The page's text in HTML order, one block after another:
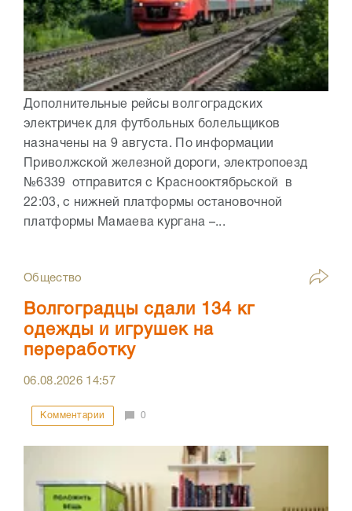
Дополнительные рейсы волгоградских
электричек для футбольных болельщиков
назначены на 9 августа. По информации
Приволжской железной дороги, электропоезд
№6339 отправится с Краснооктябрьской в
22:03, с нижней платформы остановочной
платформы Мамаева кургана –...
Общество
Волгоградцы сдали 134 кг
одежды и игрушек на
переработку
06.08.2026 14:57
Комментарии 0